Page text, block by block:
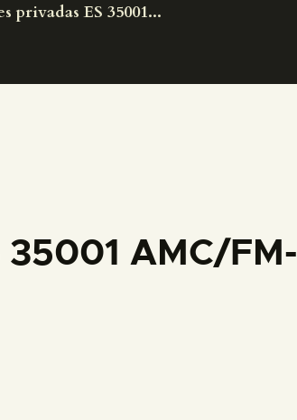
privadas ES 35001...
AMC/FM-